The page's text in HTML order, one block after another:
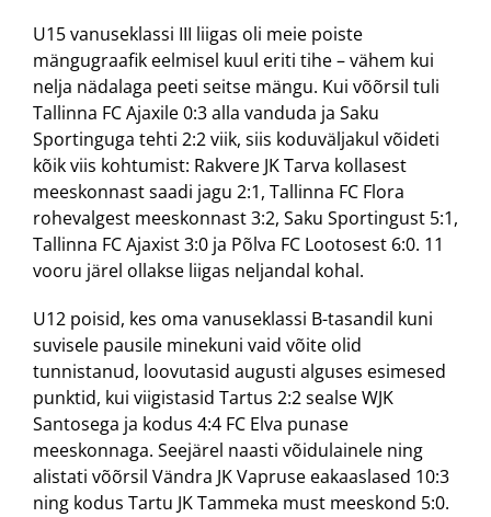
U15 vanuseklassi III liigas oli meie poiste
mängugraafik eelmisel kuul eriti tihe – vähem kui
nelja nädalaga peeti seitse mängu. Kui võõrsil tuli
Tallinna FC Ajaxile 0:3 alla vanduda ja Saku
Sportinguga tehti 2:2 viik, siis koduväljakul võideti
kõik viis kohtumist: Rakvere JK Tarva kollasest
meeskonnast saadi jagu 2:1, Tallinna FC Flora
rohevalgest meeskonnast 3:2, Saku Sportingust 5:1,
Tallinna FC Ajaxist 3:0 ja Põlva FC Lootosest 6:0. 11
vooru järel ollakse liigas neljandal kohal.
U12 poisid, kes oma vanuseklassi B-tasandil kuni
suvisele pausile minekuni vaid võite olid
tunnistanud, loovutasid augusti alguses esimesed
punktid, kui viigistasid Tartus 2:2 sealse WJK
Santosega ja kodus 4:4 FC Elva punase
meeskonnaga. Seejärel naasti võidulainele ning
alistati võõrsil Vändra JK Vapruse eakaaslased 10:3
ning kodus Tartu JK Tammeka must meeskond 5:0.